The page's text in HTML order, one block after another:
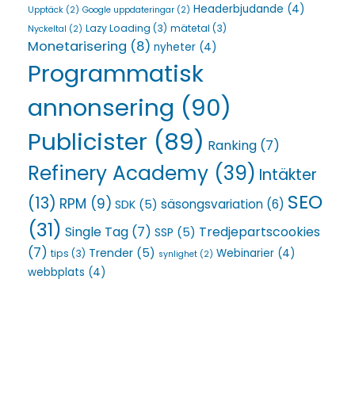
Upptäck (2) Google uppdateringar (2) Headerbjudande (4)
Nyckeltal (2) Lazy Loading (3) mätetal (3)
Monetarisering (8) nyheter (4)
Programmatisk
annonsering (90)
Publicister (89) Ranking (7)
Refinery Academy (39) Intäkter
(13) RPM (9) SDK (5) säsongsvariation (6) SEO
(31) Single Tag (7) SSP (5) Tredjepartscookies
(7) tips (3) Trender (5) synlighet (2) Webinarier (4)
webbplats (4)